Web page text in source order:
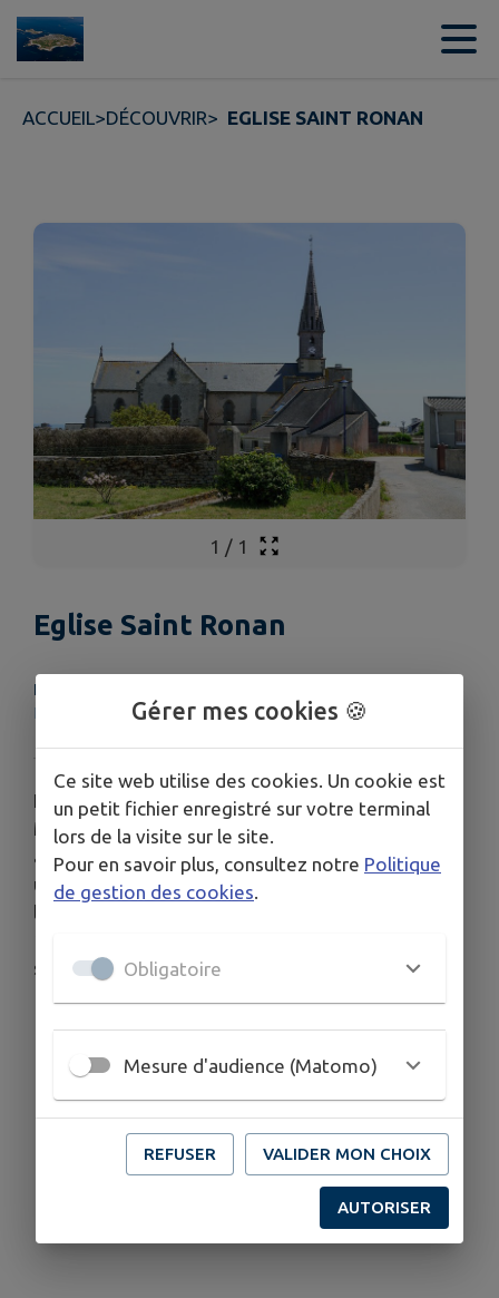
Contenu
ACCUEIL>DÉCOUVRIR> EGLISE SAINT RONAN
1 / 1
Eglise Saint Ronan
LIEU
Eglise Saint Ronan
L’église dédiée à Saint-Ronan (qui fit halte à
Molène en l’an 520, avant de fonder Locronan),
abrite de magnifiques reliques à découvrir dans
une vitrine. Edifice reconstruit d´après les plans de
l´architecte Ernest Le Guerrannic entre 1878 et
sacristie, du clocher et de la flèche en 2007
Gérer mes cookies 🍪
Ce site web utilise des cookies. Un cookie est
un petit fichier enregistré sur votre terminal
lors de la visite sur le site.
Pour en savoir plus, consultez notre Politique
de gestion des cookies.
Obligatoire
Mesure d'audience (Matomo)
REFUSER VALIDER MON CHOIX
AUTORISER